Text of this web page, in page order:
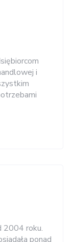
i
2004 roku.
ponad